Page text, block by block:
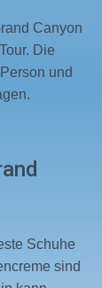
Canyon
Die
und
Schuhe
sind